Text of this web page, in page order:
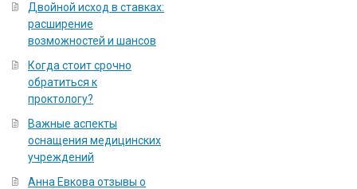
Двойной исход в ставках:
расширение
возможностей и шансов
Когда стоит срочно
обратиться к
проктологу?
Важные аспекты
оснащения медицинских
учреждений
Анна Евкова отзывы о